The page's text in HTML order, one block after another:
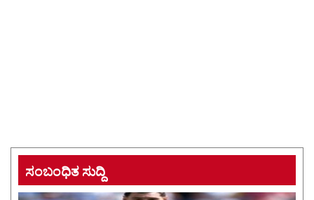
ಸಂಬಂಧಿತ ಸುದ್ದಿ